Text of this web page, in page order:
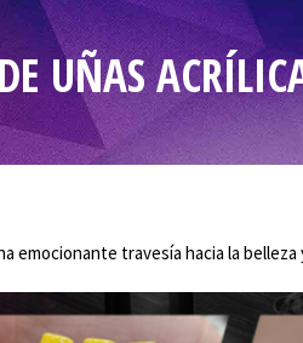
UÑAS
emocionante travesía hacia la